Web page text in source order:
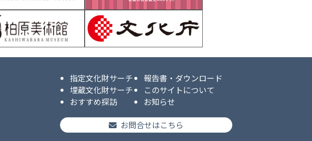
指定文化財サーチ
報告書・ダウンロード
埋蔵文化財サーチ
このサイトについて
おすすめ探訪
お知らせ
お問合せはこちら